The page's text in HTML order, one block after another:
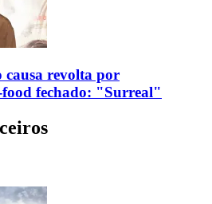
causa revolta por
food fechado: "Surreal"